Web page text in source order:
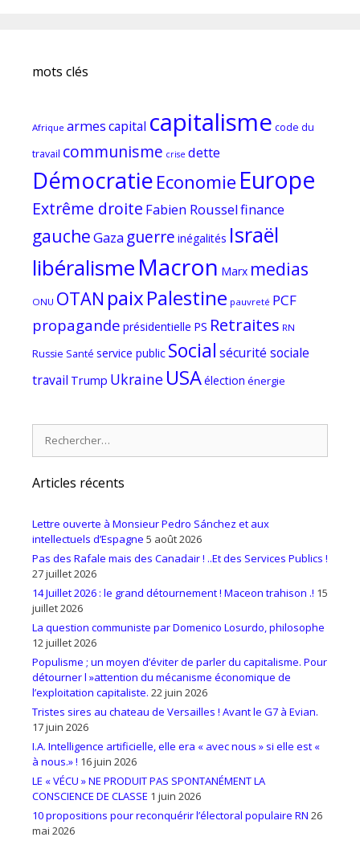
mots clés
Afrique armescapital capitalisme code du
travail communisme crise dette
Démocratie Economie Europe
Extrême droite Fabien Rousselfinance
gaucheGaza guerre inégalités Israël
libéralismeMacron Marx medias
ONU OTAN paixPalestine pauvreté PCF
propagande présidentielle PS Retraites RN
Russie Santé service public Social sécurité sociale
travail Trump Ukraine USAélection énergie
Articles récents
Lettre ouverte à Monsieur Pedro Sánchez et aux
intellectuels d’Espagne 5 août 2026
Pas des Rafale mais des Canadair ! ..Et des Services Publics !
27 juillet 2026
14 Juillet 2026 : le grand détournement ! Maceon trahison .! 15
juillet 2026
La question communiste par Domenico Losurdo, philosophe
12 juillet 2026
Populisme ; un moyen d’éviter de parler du capitalisme. Pour
détourner l »attention du mécanisme économique de
l’exploitation capitaliste. 22 juin 2026
Tristes sires au chateau de Versailles ! Avant le G7 à Evian.
17 juin 2026
I.A. Intelligence artificielle, elle era « avec nous » si elle est «
à nous.» ! 16 juin 2026
LE « VÉCU » NE PRODUIT PAS SPONTANÉMENT LA
CONSCIENCE DE CLASSE 1 juin 2026
10 propositions pour reconquérir l’électoral populaire RN 26
mai 2026